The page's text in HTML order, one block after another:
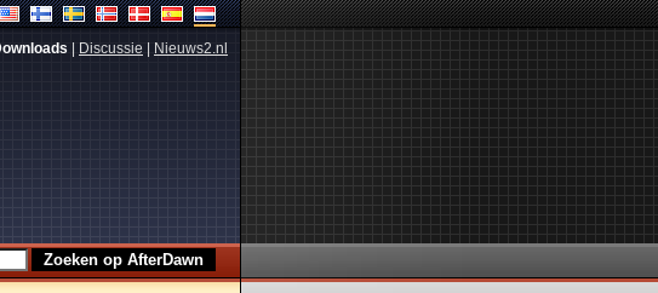
Discussie Nieuws2.nl